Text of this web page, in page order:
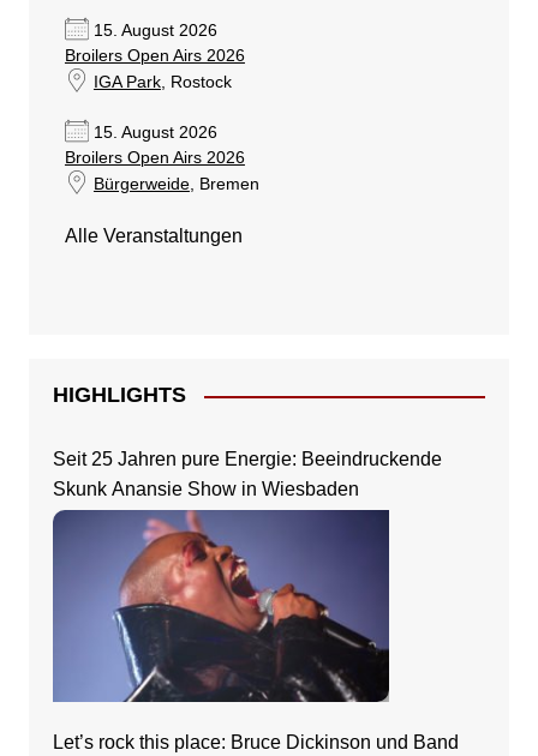
15. August 2026
Broilers Open Airs 2026
IGA Park, Rostock
15. August 2026
Broilers Open Airs 2026
Bürgerweide, Bremen
Alle Veranstaltungen
HIGHLIGHTS
Seit 25 Jahren pure Energie: Beeindruckende
Skunk Anansie Show in Wiesbaden
Let’s rock this place: Bruce Dickinson und Band